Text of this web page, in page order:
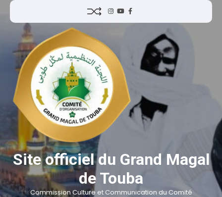
Site officiel du Grand Magal
de Touba
Commission Culture et Communication du Comité